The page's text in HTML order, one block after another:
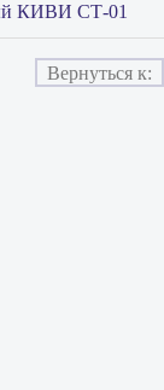
КИВИ СТ-01
Вернуться к: